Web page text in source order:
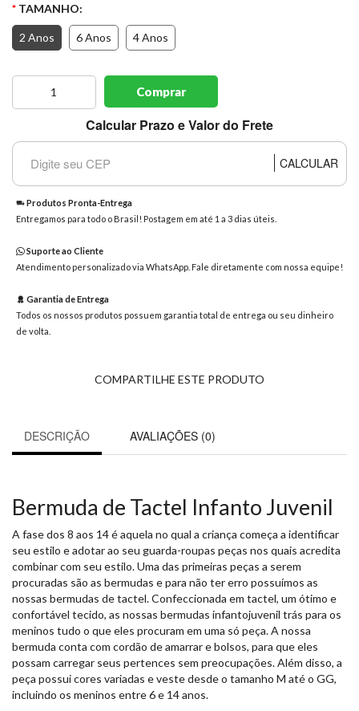
CENTRAL
Chat
Envie-
nos uma
TAMANHO:
2 Anos 6 Anos 4 Anos
Comprar
Calcular Prazo e Valor do Frete
CALCULAR
Produtos Pronta-Entrega
Entregamos para todo o Brasil! Postagem em até 1 a 3 dias úteis.
Suporte ao Cliente
Atendimento personalizado via WhatsApp. Fale diretamente com nossa equipe!
Garantia de Entrega
Todos os nossos produtos possuem garantia total de entrega ou seu dinheiro
de volta.
COMPARTILHE ESTE PRODUTO
DESCRIÇÃO AVALIAÇÕES (0)
Bermuda de Tactel Infanto Juvenil
A fase dos 8 aos 14 é aquela no qual a criança começa a identificar
seu estilo e adotar ao seu guarda-roupas peças nos quais acredita
combinar com seu estilo. Uma das primeiras peças a serem
procuradas são as bermudas e para não ter erro possuímos as
nossas bermudas de tactel. Confeccionada em tactel, um ótimo e
confortável tecido, as nossas bermudas infantojuvenil trás para os
meninos tudo o que eles procuram em uma só peça. A nossa
bermuda conta com cordão de amarrar e bolsos, para que eles
possam carregar seus pertences sem preocupações. Além disso, a
peça possui cores variadas e veste desde o tamanho M até o GG,
incluindo os meninos entre 6 e 14 anos.